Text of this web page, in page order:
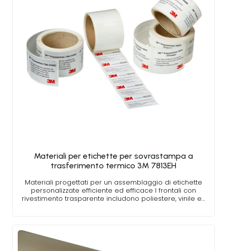
Materiali per etichette per sovrastampa a
trasferimento termico 3M 7813EH
Materiali progettati per un assemblaggio di etichette
personalizzate efficiente ed efficace I frontali con
rivestimento trasparente includono poliestere, vinile e…